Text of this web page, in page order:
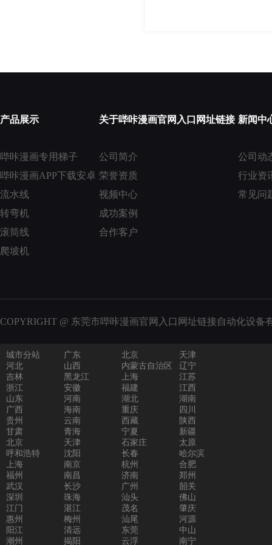
产品展示
哔咔漫画专用梯子
哔咔漫画APP下载安卓
流水线
转弯机
滚筒线
爬坡机
关于哔咔漫画官网入口网址链接
公司简介
荣誉资质
视频中心
成功案例
合作客户
新闻中
公司动
行业资
常见问
COPYRIGHT @ 东莞市哔咔漫画官网入口网址链接自动化设备有
城市分站 广东 北京
天津
河北
山西 内蒙古自治区
辽宁
吉林
黑龙江 上海
江苏
浙江
安徽 福建
江西
山东
河南 湖北
湖南
广西
海南 重庆
四川
贵州
云南 西藏
陕西
甘肃
青海 宁夏
新疆
北京
天津 石家庄
太原
呼和浩特
沈阳 长春
哈尔滨
上海
南京 杭州
合肥
福州
南昌 济南
郑州
武汉
长沙 广州
韶关
深圳
珠海 汕头
佛山
江门
湛江 茂名
肇庆
惠州
梅州 汕尾
河源
阳江
清远 东莞
中山
潮州
揭阳 云浮 南宁